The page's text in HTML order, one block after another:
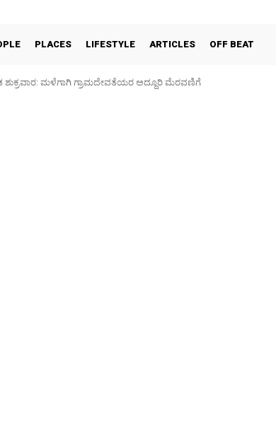
PLACES LIFESTYLE ARTICLES OFF BEAT
ಮಳೆಗಾಗಿ ಗ್ರಾಮದೇವತೆಯರ ಅದ್ದೂರಿ ಮೆರವಣಿಗೆ
ಒತ್ತುವರಿ ತೆರವಿಗೆ ಎರಡು ದಿನ ಗಡುವು: ಪೊಲೀಸ್ ಎಚ್ಚರಿಕೆ